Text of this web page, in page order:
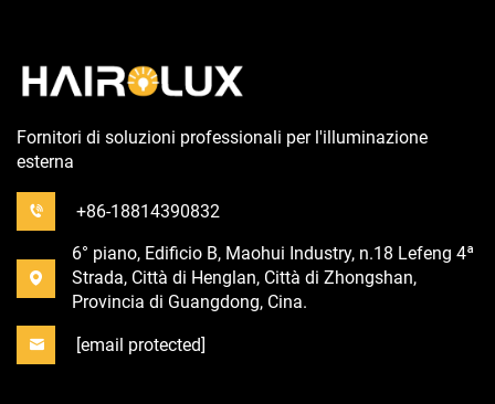
Fornitori di soluzioni professionali per l'illuminazione
esterna
+86-18814390832
6° piano, Edificio B, Maohui Industry, n.18 Lefeng 4ª
Strada, Città di Henglan, Città di Zhongshan,
Provincia di Guangdong, Cina.
[email protected]